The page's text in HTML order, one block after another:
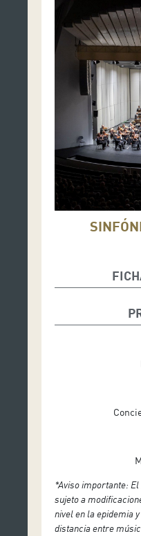
*Aviso importante:
sujeto a
nivel en la epidemia
distancia entre